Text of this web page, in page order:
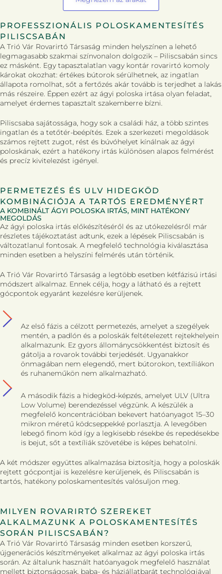
PROFESSZIONÁLIS POLOSKAMENTESÍTÉS
PILISCSABÁN
A Trió Vár Rovarirtó Társaság minden helyszínen a lehető
legmagasabb szakmai színvonalon dolgozik – Piliscsabán sincs
ez másként. Egy tapasztalatlan vagy kontár rovarirtó komoly
károkat okozhat: értékes bútorok sérülhetnek, az ingatlan
állapota romolhat, sőt a fertőzés akár tovább is terjedhet a lakás
más részeire. Éppen ezért az ágyi poloska irtása olyan feladat,
amelyet érdemes tapasztalt szakemberre bízni.
Piliscsaba sajátossága, hogy sok a családi ház, a több szintes
ingatlan és a tetőtér-beépítés. Ezek a szerkezeti megoldások
számos rejtett zugot, rést és búvóhelyet kínálnak az ágyi
poloskának, ezért a hatékony irtás különösen alapos felmérést
és precíz kivitelezést igényel.
PERMETEZÉS ÉS ULV HIDEGKÖD
KOMBINÁCIÓJA A TARTÓS EREDMÉNYÉRT
A KOMBINÁLT ÁGYI POLOSKA IRTÁS, MINT HATÉKONY
MEGOLDÁS
Az ágyi poloska irtás előkészítéséről és az utókezelésről már
részletes tájékoztatást adtunk, ezek a lépések Piliscsabán is
változatlanul fontosak. A megfelelő technológia kiválasztása
minden esetben a helyszíni felmérés után történik.
A Trió Vár Rovarirtó Társaság a legtöbb esetben kétfázisú irtási
módszert alkalmaz. Ennek célja, hogy a látható és a rejtett
gócpontok egyaránt kezelésre kerüljenek.
Az első fázis a célzott permetezés, amelyet a szegélyek
mentén, a padlón és a poloskák feltételezett rejtekhelyein
alkalmazunk. Ez gyors állománycsökkentést biztosít és
gátolja a rovarok további terjedését. Ugyanakkor
önmagában nem elegendő, mert bútorokon, textíliákon
és ruhaneműkön nem alkalmazható.
A második fázis a hidegköd-képzés, amelyet ULV (Ultra
Low Volume) berendezéssel végzünk. A készülék a
megfelelő koncentrációban bekevert hatóanyagot 15–30
mikron méretű ködcseppekké porlasztja. A levegőben
lebegő finom köd így a legkisebb résekbe és repedésekbe
is bejut, sőt a textíliák szövetébe is képes behatolni.
A két módszer együttes alkalmazása biztosítja, hogy a poloskák
rejtett gócpontjai is kezelésre kerüljenek, és Piliscsabán is
tartós, hatékony poloskamentesítés valósuljon meg.
MILYEN ROVARIRTÓ SZEREKET
ALKALMAZUNK A POLOSKAMENTESÍTÉS
SORÁN PILISCSABÁN?
A Trió Vár Rovarirtó Társaság minden esetben korszerű,
újgenerációs készítményeket alkalmaz az ágyi poloska irtás
során. Az általunk használt hatóanyagok megfelelő használat
mellett biztonságosak, baba- és háziállatbarát technológiával